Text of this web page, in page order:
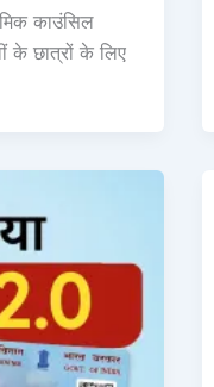
काउंसिल
के छात्रों के लिए